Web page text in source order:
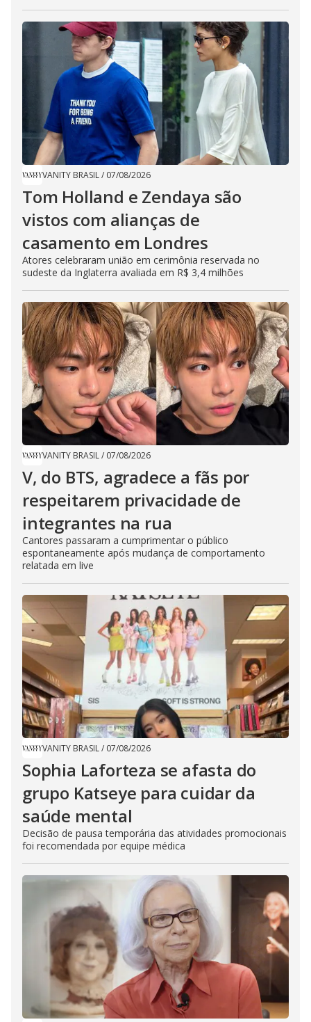
VANITY BRASIL/ 07/08/2026
Tom Holland e Zendaya são
vistos com alianças de
casamento em Londres
Atores celebraram união em cerimônia reservada no
sudeste da Inglaterra avaliada em R$ 3,4 milhões
VANITY BRASIL/ 07/08/2026
V, do BTS, agradece a fãs por
respeitarem privacidade de
integrantes na rua
Cantores passaram a cumprimentar o público
espontaneamente após mudança de comportamento
relatada em live
VANITY BRASIL/ 07/08/2026
Sophia Laforteza se afasta do
grupo Katseye para cuidar da
saúde mental
Decisão de pausa temporária das atividades promocionais
foi recomendada por equipe médica